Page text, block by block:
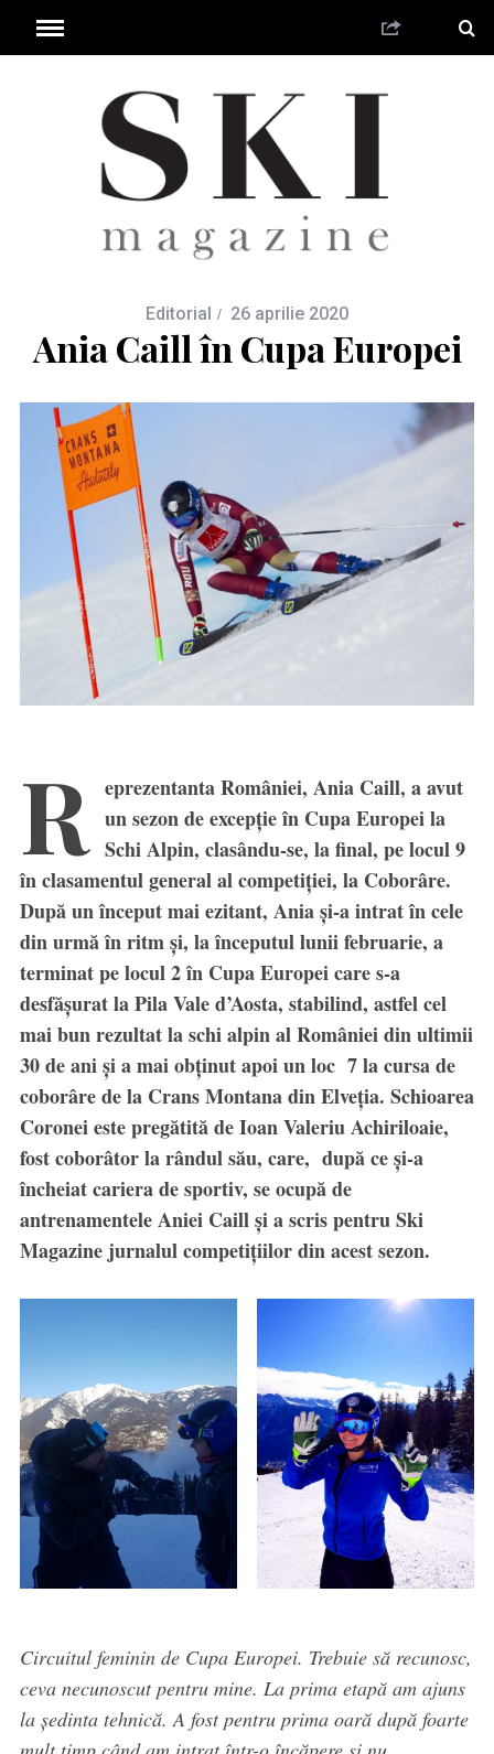
Editorial 26 aprilie 2020
Ania Caill în Cupa Europei
R eprezentanta României, Ania Caill, a avut
un sezon de excepție în Cupa Europei la
Schi Alpin, clasându-se, la final, pe locul 9
în clasamentul general al competiției, la Coborâre.
După un început mai ezitant, Ania și-a intrat în cele
din urmă în ritm și, la începutul lunii februarie, a
terminat pe locul 2 în Cupa Europei care s-a
desfăşurat la Pila Vale d’Aosta, stabilind, astfel cel
mai bun rezultat la schi alpin al României din ultimii
30 de ani și a mai obținut apoi un loc 7 la cursa de
coborâre de la Crans Montana din Elveţia. Schioarea
Coronei este pregătită de Ioan Valeriu Achiriloaie,
fost coborâtor la rândul său, care, după ce şi-a
încheiat cariera de sportiv, se ocupă de
antrenamentele Aniei Caill și a scris pentru Ski
Magazine jurnalul competițiilor din acest sezon.
Circuitul feminin de Cupa Europei. Trebuie să recunosc,
ceva necunoscut pentru mine. La prima etapă am ajuns
la ședinta tehnică. A fost pentru prima oară după foarte